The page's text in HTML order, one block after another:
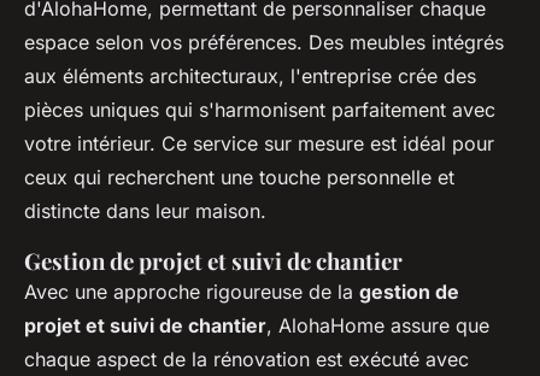
d'AlohaHome, permettant de personnaliser chaque
espace selon vos préférences. Des meubles intégrés
aux éléments architecturaux, l'entreprise crée des
pièces uniques qui s'harmonisent parfaitement avec
votre intérieur. Ce service sur mesure est idéal pour
ceux qui recherchent une touche personnelle et
distincte dans leur maison.
Gestion de projet et suivi de chantier
Avec une approche rigoureuse de la gestion de
projet et suivi de chantier, AlohaHome assure que
chaque aspect de la rénovation est exécuté avec